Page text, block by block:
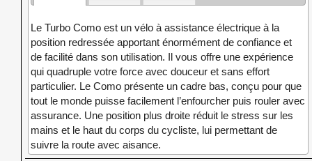
Le Turbo Como est un vélo à assistance électrique à la
position redressée apportant énormément de confiance et
de facilité dans son utilisation. Il vous offre une expérience
qui quadruple votre force avec douceur et sans effort
particulier. Le Como présente un cadre bas, conçu pour que
tout le monde puisse facilement l’enfourcher puis rouler avec
assurance. Une position plus droite réduit le stress sur les
mains et le haut du corps du cycliste, lui permettant de
suivre la route avec aisance.